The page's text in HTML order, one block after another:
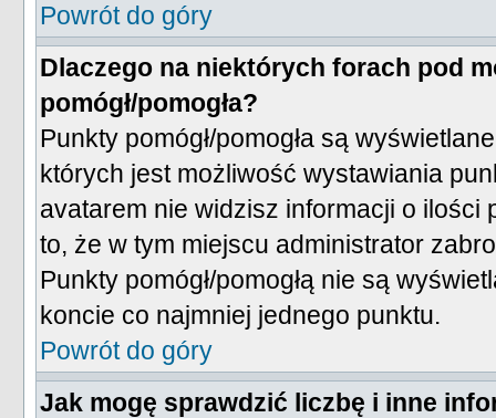
Powrót do góry
Dlaczego na niektórych forach pod
pomógł/pomogła?
Punkty pomógł/pomogła są
których jest możliwość wystawiania
avatarem nie widzisz informacji o ilości
to, że w tym miejscu administrator
Punkty pomógł/pomogłą nie są
koncie co najmniej jednego punktu.
Powrót do góry
Jak mogę sprawdzić liczbę i inne